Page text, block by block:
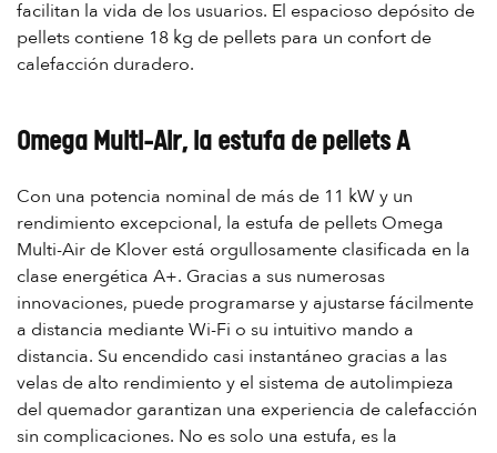
facilitan la vida de los usuarios. El espacioso depósito de
pellets contiene 18 kg de pellets para un confort de
calefacción duradero.
Omega Multi-Air, la estufa de pellets A
Con una potencia nominal de más de 11 kW y un
rendimiento excepcional, la estufa de pellets Omega
Multi-Air de Klover está orgullosamente clasificada en la
clase energética A+. Gracias a sus numerosas
innovaciones, puede programarse y ajustarse fácilmente
a distancia mediante Wi-Fi o su intuitivo mando a
distancia. Su encendido casi instantáneo gracias a las
velas de alto rendimiento y el sistema de autolimpieza
del quemador garantizan una experiencia de calefacción
sin complicaciones. No es solo una estufa, es la